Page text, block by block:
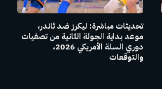
تحديثات مباشرة: ليكرز ضد ثاندر،
موعد بداية الجولة الثانية من تصفيات
دوري السلة الأمريكي 2026،
والتوقعات